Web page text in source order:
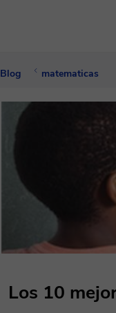
Blog matematicas
Los 10